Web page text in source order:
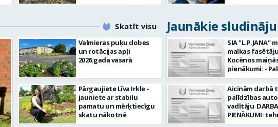
Skatīt visu Jaunākie
Valmieras puķu dobes
un rotācijas apļi
2026.gada vasarā
Pārgaujiete Līva Irkle –
jauniete ar stabilu
pamatu un mērķtiecīgu
skatu nākotnē
SIA "L.P.JANA"
malkas
Kocēnos maiņās.
pienākumi: -
kamīnmalku,
darba
Marķēt un
gatavo
Rūpēties par
Aicinām darbā
palīdzības
vadītāju DARBA
PIENĀKUMI:
palīdzības